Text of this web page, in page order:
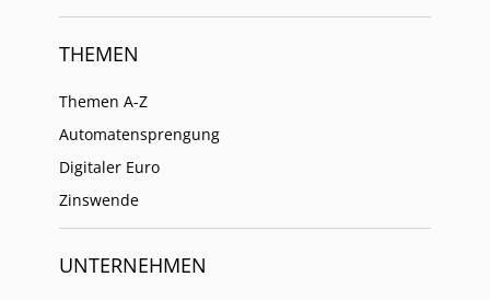
THEMEN
Themen A-Z
Automatensprengung
Digitaler Euro
Zinswende
UNTERNEHMEN